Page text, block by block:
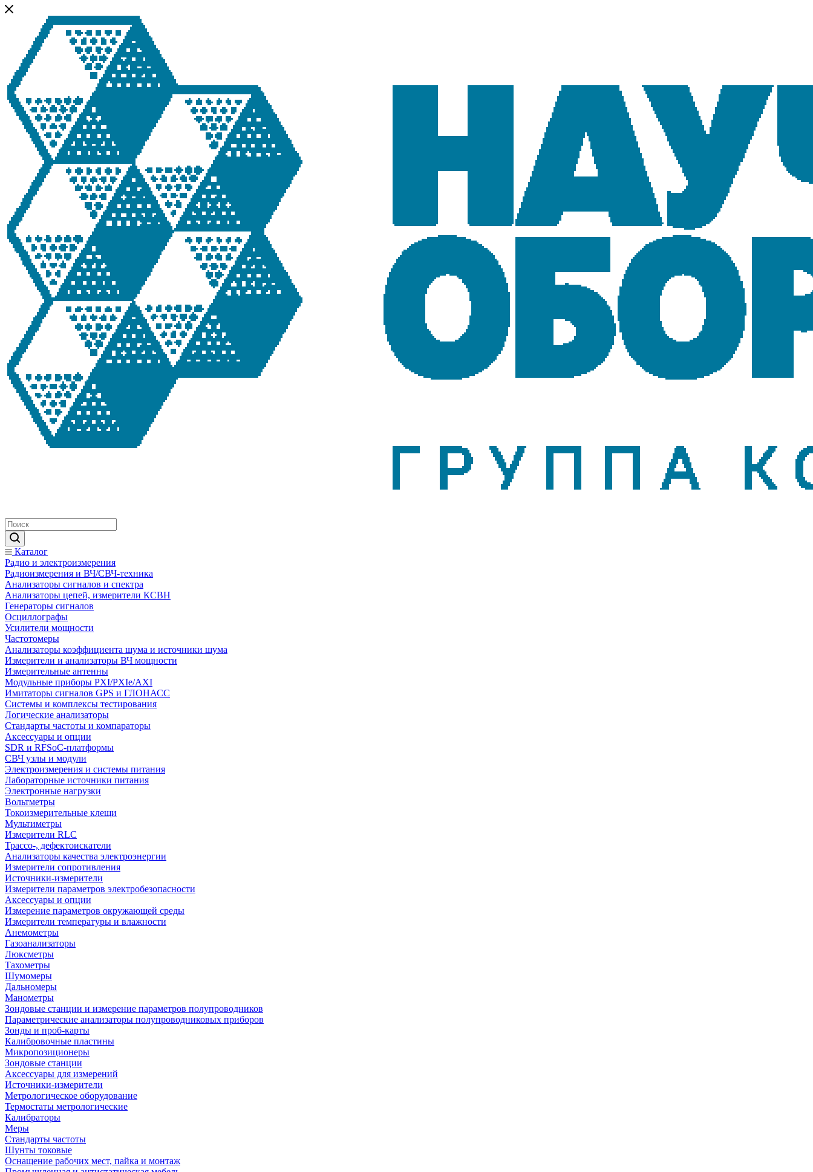
Каталог
Радио и электроизмерения
Радиоизмерения и ВЧ/СВЧ-техника
Анализаторы сигналов и спектра
Анализаторы цепей, измерители КСВН
Генераторы сигналов
Осциллографы
Усилители мощности
Частотомеры
Анализаторы коэффициента шума и источники шума
Измерители и анализаторы ВЧ мощности
Измерительные антенны
Модульные приборы PXI/PXIe/AXI
Имитаторы сигналов GPS и ГЛОНАСС
Системы и комплексы тестирования
Логические анализаторы
Стандарты частоты и компараторы
Аксессуары и опции
SDR и RFSoC‑платформы
СВЧ узлы и модули
Электроизмерения и системы питания
Лабораторные источники питания
Электронные нагрузки
Вольтметры
Токоизмерительные клещи
Мультиметры
Измерители RLC
Трассо-, дефектоискатели
Анализаторы качества электроэнергии
Измерители сопротивления
Источники-измерители
Измерители параметров электробезопасности
Аксессуары и опции
Измерение параметров окружающей среды
Измерители температуры и влажности
Анемометры
Газоанализаторы
Люксметры
Тахометры
Шумомеры
Дальномеры
Манометры
Зондовые станции и измерение параметров полупроводников
Параметрические анализаторы полупроводниковых приборов
Зонды и проб-карты
Калибровочные пластины
Микропозиционеры
Зондовые станции
Аксессуары для измерений
Источники-измерители
Метрологическое оборудование
Термостаты метрологические
Калибраторы
Меры
Стандарты частоты
Шунты токовые
Оснащение рабочих мест, пайка и монтаж